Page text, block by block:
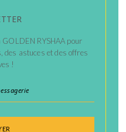
RYSHAA pour
des astuces et des offres
!